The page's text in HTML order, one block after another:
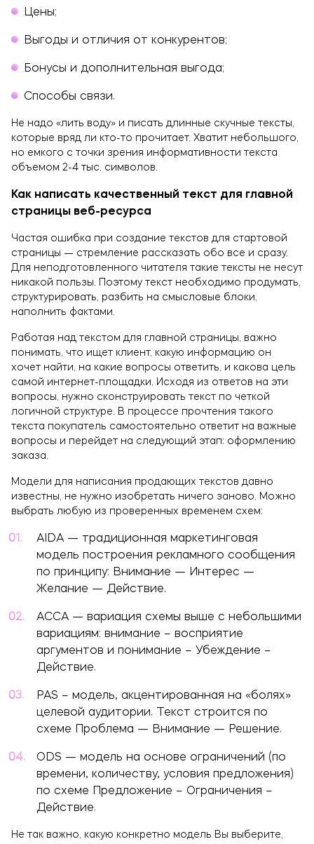
цены;
выгоды и отличия от конкурентов;
бонусы и дополнительная выгода;
способы связи.
Не надо «лить воду» и писать длинные скучные тексты,
которые вряд ли кто-то прочитает. Хватит небольшого,
но емкого с точки зрения информативности текста
объемом 2-4 тыс. символов.
Как написать качественный текст для главной
страницы веб-ресурса
Частая ошибка при создание текстов для стартовой
страницы — стремление рассказать обо все и сразу.
Для неподготовленного читателя такие тексты не несут
никакой пользы. Поэтому текст необходимо продумать,
структурировать, разбить на смысловые блоки,
наполнить фактами.
Работая над текстом для главной страницы, важно
понимать, что ищет клиент, какую информацию он
хочет найти, на какие вопросы ответить, и какова цель
самой интернет-площадки. Исходя из ответов на эти
вопросы, нужно сконструировать текст по четкой
логичной структуре. В процессе прочтения такого
текста покупатель самостоятельно ответит на важные
вопросы и перейдет на следующий этап: оформлению
заказа.
Модели для написания продающих текстов давно
известны, не нужно изобретать ничего заново. Можно
выбрать любую из проверенных временем схем:
AIDA — традиционная маркетинговая
модель построения рекламного сообщения
по принципу: Внимание — Интерес —
Желание — Действие.
ACCA — вариация схемы выше с небольшими
вариациям: внимание – восприятие
аргументов и понимание – Убеждение –
Действие.
PAS – модель, акцентированная на «болях»
целевой аудитории. Текст строится по
схеме Проблема — Внимание — Решение.
ODS — модель на основе ограничений (по
времени, количеству, условия предложения)
по схеме Предложение – Ограничения –
Действие.
Не так важно, какую конкретно модель Вы выберите,